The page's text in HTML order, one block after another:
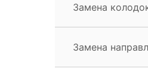
Замена
Замена